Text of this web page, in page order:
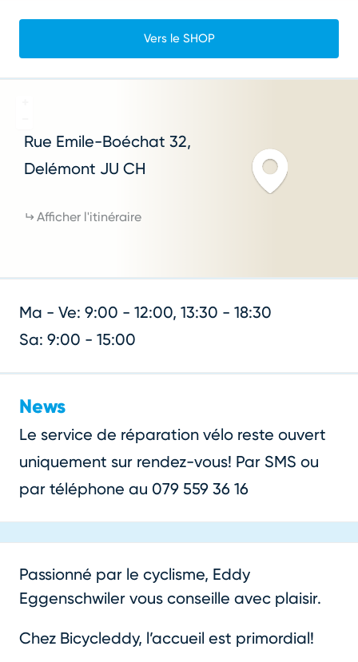
Vers le SHOP
Rue Emile-Boéchat 32
Delémont JU CH
Afficher l'itinéraire
Ma - Ve: 9:00 - 12:00, 13:30 - 18:30
Sa: 9:00 - 15:00
News
Le service de réparation vélo reste ouvert
uniquement sur rendez-vous! Par SMS ou
par téléphone au 079 559 36 16
Passionné par le cyclisme, Eddy
Eggenschwiler vous conseille avec plaisir.
Chez Bicycleddy, l’accueil est primordial!